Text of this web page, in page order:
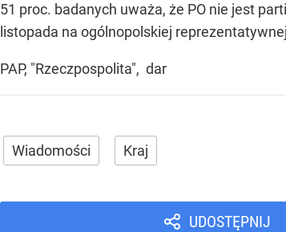
51 proc. badanych uważa, że PO nie jest
listopada na ogólnopolskiej
PAP, "Rzeczpospolita", dar
Wiadomości Kraj
UDOSTĘPNIJ